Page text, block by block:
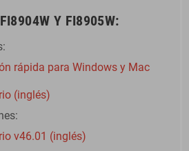
Y FI8905W:
rápida para Windows y Mac
(inglés)
v46.01 (inglés)